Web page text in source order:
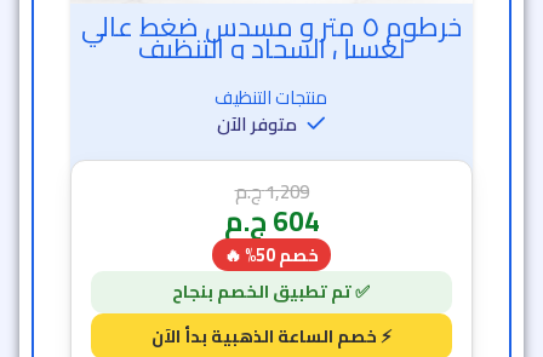
خرطوم ٥ متر و مسدس ضغط عالي
لغسيل السجاد و التنظيف
منتجات التنظيف
متوفر الآن
1,209ج.م
604ج.م
خصم 50% 🔥